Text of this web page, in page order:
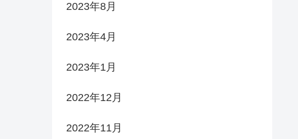
2023年8月
2023年4月
2023年1月
2022年12月
2022年11月